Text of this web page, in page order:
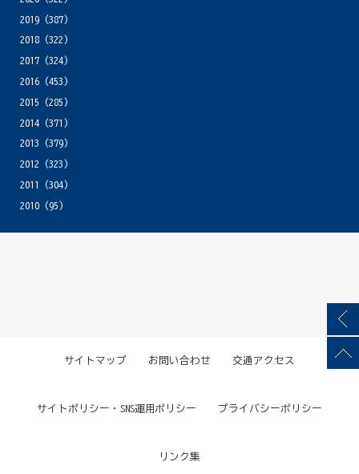
2019(387)
2018(322)
2017(324)
2016(453)
2015 (285)
2014(371)
2013 (379)
2012 (323)
2011
(304)
2010(95)
サイトマップ お問い合わせ 交通アクセス
サイトポリシー・SNS運用ポリシー プライバシーポリシー
リンク集